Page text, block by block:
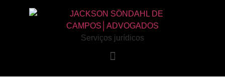
Serviços jurídicos